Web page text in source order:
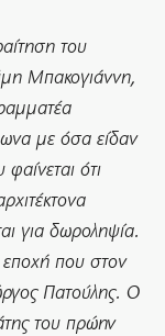
του
Μπακογιάννη,
με όσα είδαν
ότι
για δωροληψία.
εποχή που στον
Πατούλης. Ο
του πρώην